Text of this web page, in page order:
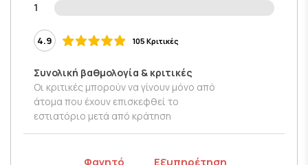
1
4.9 105 Κριτικές
Συνολική βαθμολογία & κριτικές
Οι κριτικές μπορούν να γίνουν μόνο από
άτομα που έχουν επισκεφθεί το
εστιατόριο μετά από κράτηση
Φαγητό Εξυπηρέτηση